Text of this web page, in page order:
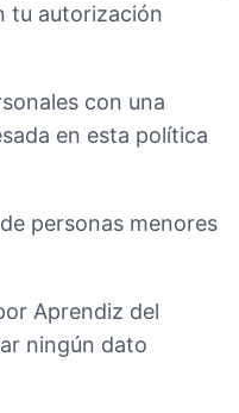
tu autorización
con una
en esta política
personas menores
Aprendiz del
ningún dato